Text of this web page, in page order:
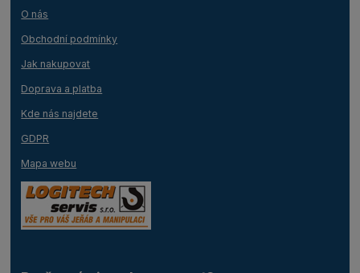
O nás
Obchodní podmínky
Jak nakupovat
Doprava a platba
Kde nás najdete
GDPR
Mapa webu